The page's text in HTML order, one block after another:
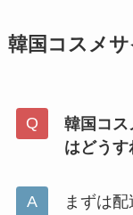
韓国コスメ
韓国コス
はどうす
まずは